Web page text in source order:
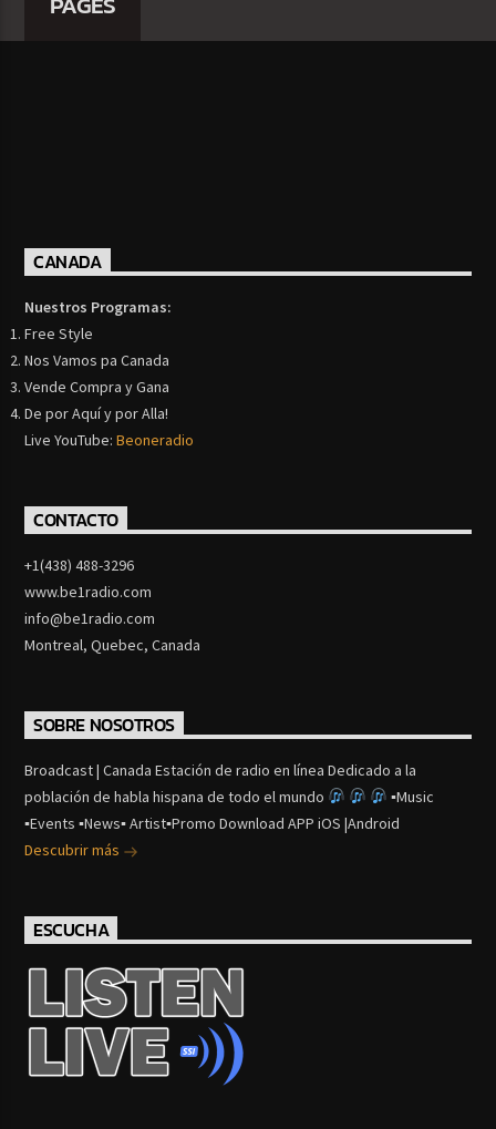
CANADA
Nuestros Programas:
Free Style
Nos Vamos pa Canada
Vende Compra y Gana
De por Aquí y por Alla!
Live YouTube:Beoneradio
CONTACTO
+1(438) 488-3296
www.be1radio.com
info@be1radio.com
Montreal, Quebec, Canada
SOBRE NOSOTROS
Broadcast | Canada Estación de radio en línea Dedicado a la
población de habla hispana de todo el mundo
▪Music
▪Events ▪News▪ Artist▪Promo Download APP iOS |Android
Descubrir más
ESCUCHA